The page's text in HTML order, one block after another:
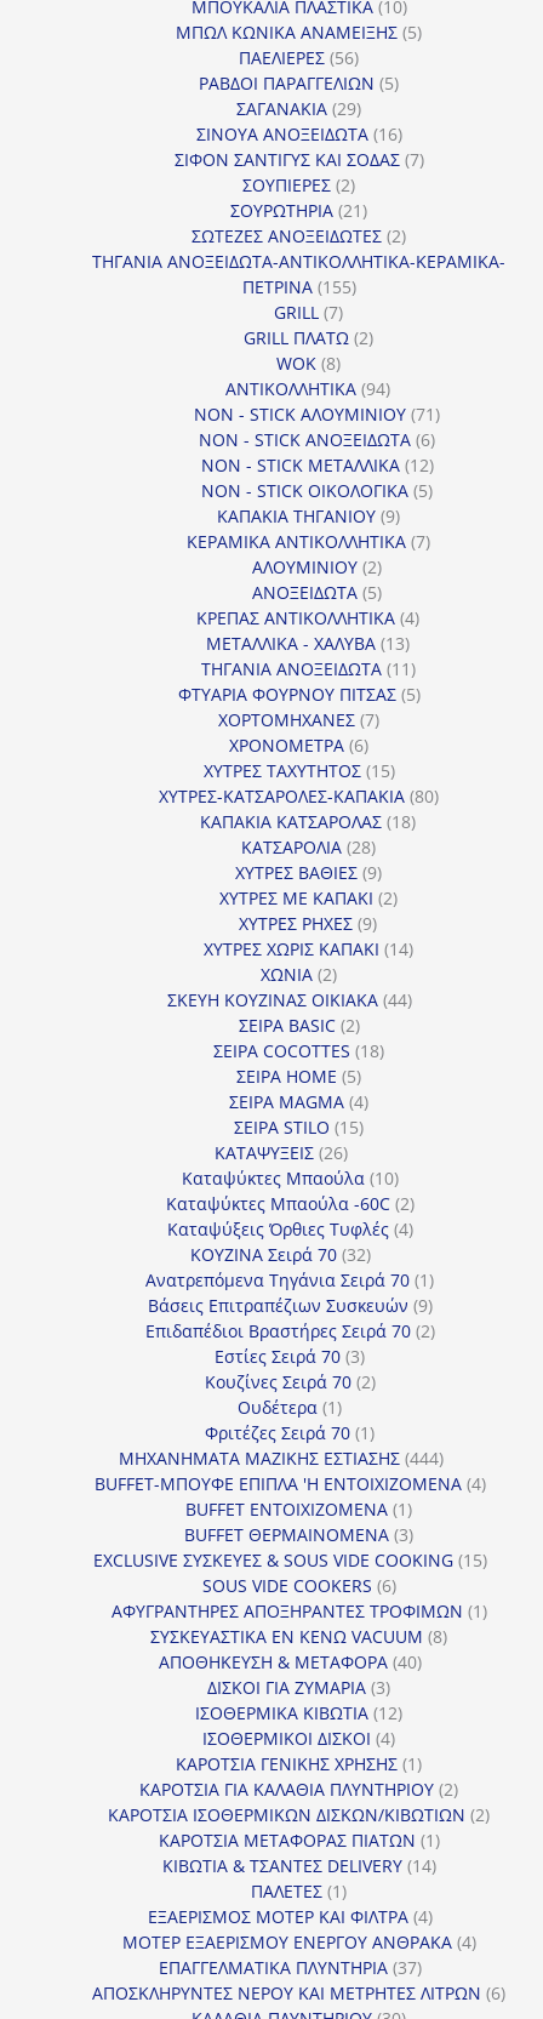
ΜΠΟΥΚΑΛΙΑ ΠΛΑΣΤΙΚΑ 1010
προϊόντα
ΜΠΩΛ ΚΩΝΙΚΑ ΑΝΑΜΕΙΞΗΣ 55
ΠΑΕΛΙΕΡΕΣ 5656
προϊόντα
ΡΑΒΔΟΙ ΠΑΡΑΓΓΕΛΙΩΝ 55
ΣΑΓΑΝΑΚΙΑ 2929
προϊόντα
ΣΙΝΟΥΑ ΑΝΟΞΕΙΔΩΤΑ 1616
προϊόντα
ΣΙΦΟΝ ΣΑΝΤΙΓΥΣ ΚΑΙ ΣΟΔΑΣ 77
ΣΟΥΠΙΕΡΕΣ 22
προϊόντα
ΣΟΥΡΩΤΗΡΙΑ 2121
προϊόντα
ΣΩΤΕΖΕΣ ΑΝΟΞΕΙΔΩΤΕΣ 22
προϊόντα
ΤΗΓΑΝΙΑ ΑΝΟΞΕΙΔΩΤΑ-ΑΝΤΙΚΟΛΛΗΤΙΚΑ-ΚΕΡΑΜΙΚΑ-
ΠΕΤΡΙΝΑ 155155
GRILL 77
προϊόντα
GRILL ΠΛΑΤΩ 22
WOK 88
προϊόντα
ΑΝΤΙΚΟΛΛΗΤΙΚΑ 9494
προϊόντα
NON - STICK ΑΛΟΥΜΙΝΙΟΥ 7171
προϊόντα
NON - STICK ΑΝΟΞΕΙΔΩΤΑ 66
προϊόντα
NON - STICK ΜΕΤΑΛΛΙΚΑ 1212
προϊόντα
NON - STICK ΟΙΚΟΛΟΓΙΚΑ 55
ΚΑΠΑΚΙΑ ΤΗΓΑΝΙΟΥ 99
προϊόντα
ΚΕΡΑΜΙΚΑ ΑΝΤΙΚΟΛΛΗΤΙΚΑ 77
ΑΛΟΥΜΙΝΙΟΥ 22
προϊόντα
ΑΝΟΞΕΙΔΩΤΑ 55
προϊόντα
ΚΡΕΠΑΣ ΑΝΤΙΚΟΛΛΗΤΙΚΑ 44
ΜΕΤΑΛΛΙΚΑ - ΧΑΛΥΒΑ 1313
προϊόντα
ΤΗΓΑΝΙΑ ΑΝΟΞΕΙΔΩΤΑ 1111
προϊόντα
ΦΤΥΑΡΙΑ ΦΟΥΡΝΟΥ ΠΙΤΣΑΣ 55
ΧΟΡΤΟΜΗΧΑΝΕΣ 77
ΧΡΟΝΟΜΕΤΡΑ 66
προϊόντα
ΧΥΤΡΕΣ ΤΑΧΥΤΗΤΟΣ 1515
προϊόντα
ΧΥΤΡΕΣ-ΚΑΤΣΑΡΟΛΕΣ-ΚΑΠΑΚΙΑ 8080
ΚΑΠΑΚΙΑ ΚΑΤΣΑΡΟΛΑΣ 1818
ΚΑΤΣΑΡΟΛΙΑ 2828
προϊόντα
ΧΥΤΡΕΣ ΒΑΘΙΕΣ 99
προϊόντα
ΧΥΤΡΕΣ ΜΕ ΚΑΠΑΚΙ 22
ΧΥΤΡΕΣ ΡΗΧΕΣ 99
προϊόντα
ΧΥΤΡΕΣ ΧΩΡΙΣ ΚΑΠΑΚΙ 1414
ΧΩΝΙΑ 22
προϊόντα
ΣΚΕΥΗ ΚΟΥΖΙΝΑΣ ΟΙΚΙΑΚΑ 4444
ΣΕΙΡΑ BASIC 22
προϊόντα
ΣΕΙΡΑ COCOTTES 1818
ΣΕΙΡΑ HOME 55
προϊόντα
ΣΕΙΡΑ MAGMA 44
προϊόντα
ΣΕΙΡΑ STILO 1515
ΚΑΤΑΨΥΞΕΙΣ 2626
προϊόντα
Καταψύκτες Μπαούλα 1010
προϊόντα
Καταψύκτες Μπαούλα -60C 22
προϊόντα
Καταψύξεις Όρθιες Τυφλές 44
ΚΟΥΖΙΝΑ Σειρά 70 3232
προϊόντα
Ανατρεπόμενα Τηγάνια Σειρά 70 11
προϊόν
Βάσεις Επιτραπέζιων Συσκευών 99
προϊόντα
Επιδαπέδιοι Βραστήρες Σειρά 70 22
Εστίες Σειρά 70 33
προϊόντα
Κουζίνες Σειρά 70 22
Ουδέτερα 11
προϊόν
Φριτέζες Σειρά 70 11
προϊόν
ΜΗΧΑΝΗΜΑΤΑ ΜΑΖΙΚΗΣ ΕΣΤΙΑΣΗΣ 444444
προϊόντα
BUFFET-ΜΠΟΥΦΕ ΕΠΙΠΛΑ 'Η ΕΝΤΟΙΧΙΖΟΜΕΝΑ 44
BUFFET ΕΝΤΟΙΧΙΖΟΜΕΝΑ 11
προϊόν
BUFFET ΘΕΡΜΑΙΝΟΜΕΝΑ 33
προϊόντα
EXCLUSIVE ΣΥΣΚΕΥΕΣ & SOUS VIDE COOKING 1515
SOUS VIDE COOKERS 66
προϊόντα
ΑΦΥΓΡΑΝΤΗΡΕΣ ΑΠΟΞΗΡΑΝΤΕΣ ΤΡΟΦΙΜΩΝ 11
ΣΥΣΚΕΥΑΣΤΙΚΑ ΕΝ ΚΕΝΩ VACUUM 88
ΑΠΟΘΗΚΕΥΣΗ & ΜΕΤΑΦΟΡΑ 4040
ΔΙΣΚΟΙ ΓΙΑ ΖΥΜΑΡΙΑ 33
προϊόντα
ΙΣΟΘΕΡΜΙΚΑ ΚΙΒΩΤΙΑ 1212
ΙΣΟΘΕΡΜΙΚΟΙ ΔΙΣΚΟΙ 44
προϊόντα
ΚΑΡΟΤΣΙΑ ΓΕΝΙΚΗΣ ΧΡΗΣΗΣ 11
προϊόν
ΚΑΡΟΤΣΙΑ ΓΙΑ ΚΑΛΑΘΙΑ ΠΛΥΝΤΗΡΙΟΥ 22
προϊόντα
ΚΑΡΟΤΣΙΑ ΙΣΟΘΕΡΜΙΚΩΝ ΔΙΣΚΩΝ/ΚΙΒΩΤΙΩΝ 22
ΚΑΡΟΤΣΙΑ ΜΕΤΑΦΟΡΑΣ ΠΙΑΤΩΝ 11
προϊόν
ΚΙΒΩΤΙΑ & ΤΣΑΝΤΕΣ DELIVERY 1414
ΠΑΛΕΤΕΣ 11
προϊόν
ΕΞΑΕΡΙΣΜΟΣ ΜΟΤΕΡ ΚΑΙ ΦΙΛΤΡΑ 44
προϊόντα
ΜΟΤΕΡ ΕΞΑΕΡΙΣΜΟΥ ΕΝΕΡΓΟΥ ΑΝΘΡΑΚΑ 44
ΕΠΑΓΓΕΛΜΑΤΙΚΑ ΠΛΥΝΤΗΡΙΑ 3737
προϊόντα
ΑΠΟΣΚΛΗΡΥΝΤΕΣ ΝΕΡΟΥ ΚΑΙ ΜΕΤΡΗΤΕΣ ΛΙΤΡΩΝ 66